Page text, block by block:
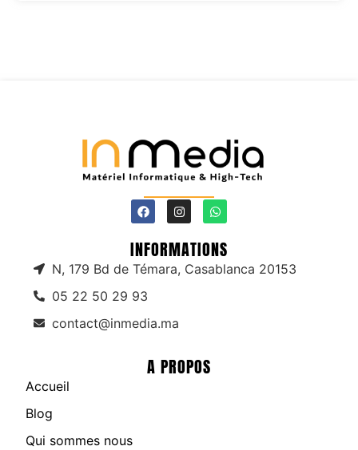
INFORMATIONS
N, 179 Bd de Témara, Casablanca 20153
05 22 50 29 93
contact@inmedia.ma
A PROPOS
Accueil
Blog
Qui sommes nous